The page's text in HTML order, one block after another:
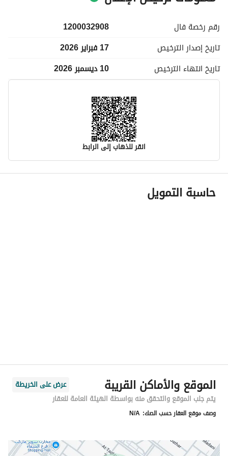
رقم رخصة فال
1200032908
تاريخ إصدار الترخيص
17 فبراير 2026
تاريخ انتهاء الترخيص 10 ديسمبر 2026
انقر للذهاب إلى الرابط
معلومات مسؤول الإعلان
اسم المسؤول
رقم المبنى
7261
الرقم الاضافي
خط العرض
24.539837444773948
حاسبة التمويل
الموقع والأماكن القريبة
عرض على الخريطة
يتم جلب الموقع والتحقق منه بواسطة الهيئة العامة للعقار
وصف موقع العقار حسب الصك: N/A